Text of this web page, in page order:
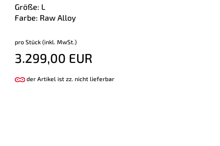
Größe: L
Farbe: Raw Alloy
pro Stück (inkl. MwSt.)
3.299,00 EUR
der Artikel ist zz. nicht lieferbar